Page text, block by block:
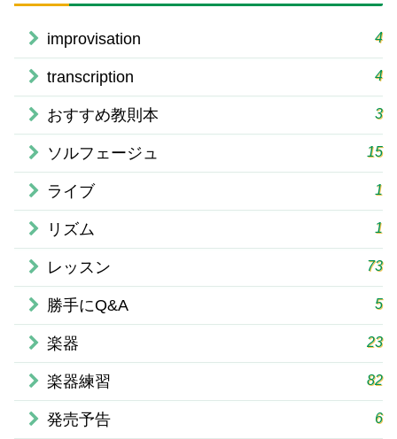
improvisation 4
transcription 4
おすすめ教則本 3
ソルフェージュ 15
ライブ 1
リズム 1
レッスン 73
勝手にQ&A 5
楽器 23
楽器練習 82
発売予告 6